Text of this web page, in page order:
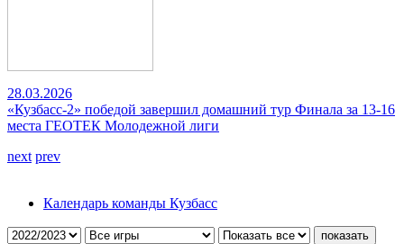
28.03.2026
«Кузбасс-2» победой завершил домашний тур Финала за 13-16
места ГЕОТЕК Молодежной лиги
next prev
Календарь команды Кузбасс